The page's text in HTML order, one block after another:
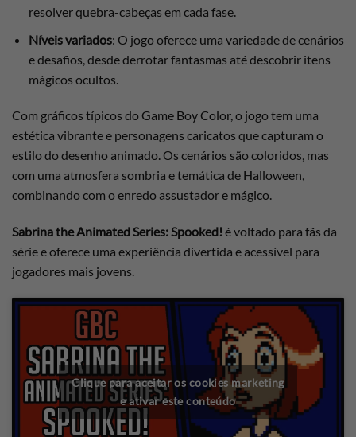
resolver quebra-cabeças em cada fase.
Níveis variados: O jogo oferece uma variedade de cenários
e desafios, desde derrotar fantasmas até descobrir itens
mágicos ocultos.
Com gráficos típicos do Game Boy Color, o jogo tem uma
estética vibrante e personagens caricatos que capturam o
estilo do desenho animado. Os cenários são coloridos, mas
com uma atmosfera sombria e temática de Halloween,
combinando com o enredo assustador e mágico.
Sabrina the Animated Series: Spooked!é voltado para fãs da
série e oferece uma experiência divertida e acessível para
jogadores mais jovens.
Clique para aceitar os cookies marketing
e ativar este conteúdo